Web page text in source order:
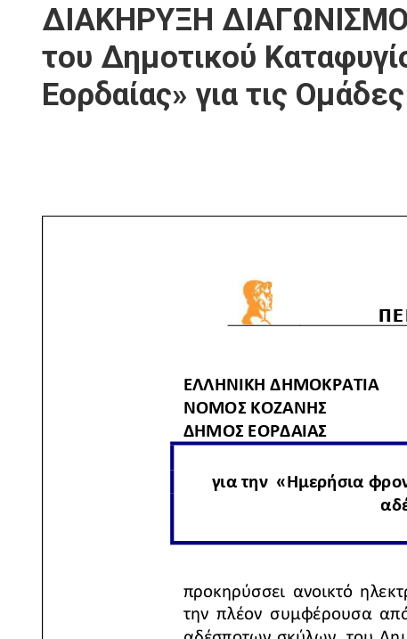
ΔΙΑΚΗΡΥΞΗ
του Δημοτικού
Εορδαίας» για τις